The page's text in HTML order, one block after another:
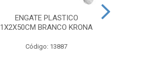
ENGATE PLASTICO
1X2X50CM BRANCO KRONA
Código: 13887